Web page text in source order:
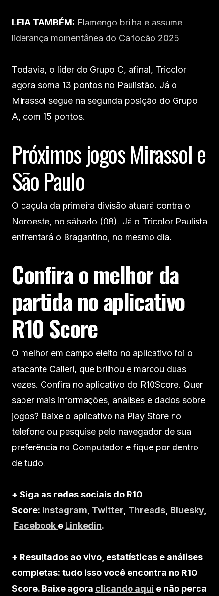
LEIA TAMBÉM: Flamengo brilha e assume
liderança momentânea do Cariocão 2025
Todavia, o líder do Grupo C, afinal, Tricolor
agora soma 13 pontos no Paulistão. Já o
Mirassol segue na segunda posição do Grupo
A, com 15 pontos.
Próximos jogos Mirassol e
São Paulo
O caçula da primeira divisão atuará contra o
Noroeste, no sábado (08). Já o Tricolor Paulista
enfrentará o Bragantino, no mesmo dia.
Confira o melhor da
partida no aplicativo
R10 Score
O melhor em campo eleito no aplicativo foi o
atacante Calleri, que brilhou e marcou duas
vezes. Confira no aplicativo do R10Score. Quer
saber mais informações, análises e dados sobre
jogos? Baixe o aplicativo na Play Store no
telefone ou pesquise pelo navegador de sua
preferência no Computador e fique por dentro
de tudo.
+ Siga as redes sociais do R10
Score: Instagram Twitter Threads Bluesky,
Facebook e Linkedin.
+ Resultados ao vivo, estatísticas e análises
completas: tudo isso você encontra no R10
Score. Baixe agora clicando aqui e não perca